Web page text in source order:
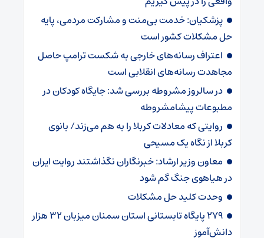
پزشکیان: خدمت بی‌منت و مشارکت مردمی، پایه
حل مشکلات کشور است
اعتراف رسانه‌های خارجی به شکست ترامپ حاصل
مجاهدت رسانه‌های انقلابی است
در سالروز مشروطه بررسی شد: جایگاه کودکان در
مطبوعات پیشامشروطه
روایتی که معادلات کربلا را به هم می‌زند/ بانوی
کربلا از نگاه یک مسیحی
معاون وزیر ارشاد: خبرنگاران نگذاشتند روایت ایران
در هیاهوی جنگ گم شود
وحدت کلید حل مشکلات
۲۷۹ پایگاه تابستانی استان سمنان میزبان ۳۲ هزار
دانش‌آموز